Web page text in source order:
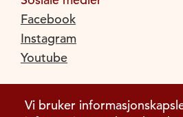
Vi bruker
Facebook
Instagram
Youtube